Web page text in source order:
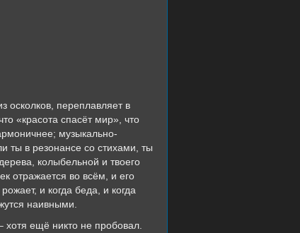
осколков, переплавляет в
«красота спасёт мир», что
музыкально-
ты в резонансе со стихами, ты
колыбельной и твоего
отражается во всём, и его
и когда беда, и когда
наивными.
хотя ещё никто не пробовал.